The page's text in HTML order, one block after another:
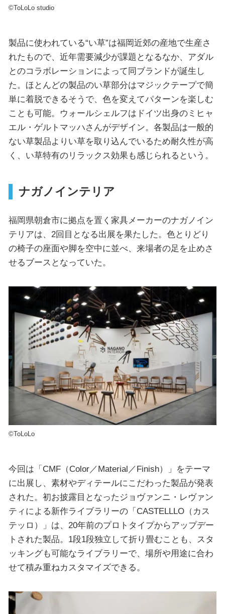
©ToLoLo studio
製品に使われている“い草”は福岡近郊の産地で生産さ
れたもので、近年需要減少が課題となるなか、アダル
とのコラボレーションによって同ブランドが誕生し
た。ほとんどの製品のい草部分はマジックテープで簡
単に着脱できるそうで、色を変えてパターンを楽しむ
ことも可能。ウォールシェルフはドイツ出身のミヒャ
エル・ゲルトマッハさんがデザイン。各製品は一般的
ない草製品よりい草を取り込んでいるため耐久性が高
く、い草特有のリラックス効果も感じられるという。
ナガノインテリア
福岡県朝倉市に拠点を置く家具メーカーのナガノイン
テリアは、2回目となる出展を果たした。色とりどり
の椅子の座面や脚を空中に並べ、来場者の足を止めさ
せるブースとなっていた。
©︎ToLoLo
今回は「CMF（Color／Material／Finish）」をテーマ
に出展し、素材やディテールにこだわった製品が発表
された。初お披露目となったジョヴァンニ・レヴァン
ティによる新作ライブラリーの「CASTELLLO（カス
テッロ）」は、20年前のプロトタイプからアップデー
トされた製品。1段1段独立して折り畳むことも、スタ
ッキングも可能なライブラリーで、場所や用途に合わ
せて積み重ねカスタマイズできる。